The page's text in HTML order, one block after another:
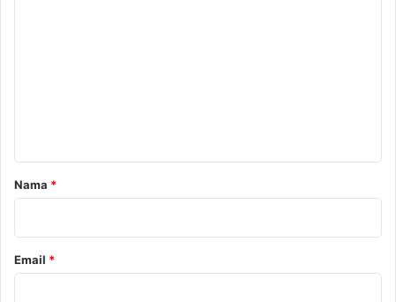
rNama *
Email *